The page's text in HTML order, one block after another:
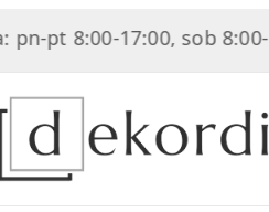
17:00, sob 8:00-14:00